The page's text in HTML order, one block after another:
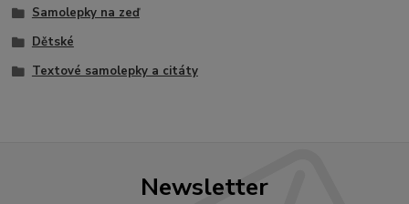
Samolepky na zeď
Dětské
Textové samolepky a citáty
Newsletter